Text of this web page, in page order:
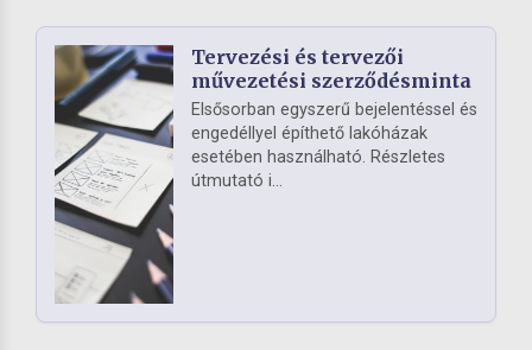
Tervezési és tervezői
művezetési szerződésminta
Elsősorban egyszerű bejelentéssel és
engedéllyel építhető lakóházak
esetében használható. Részletes
útmutató i...